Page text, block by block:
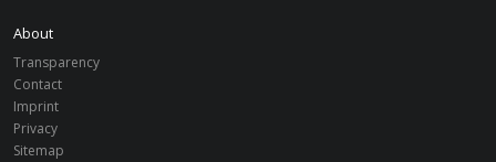
About
Transparency
Contact
Imprint
Privacy
Sitemap